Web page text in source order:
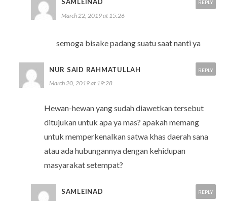
SAMLEINAD
March 22, 2019 at 15:26
semoga bisake padang suatu saat nanti ya
REPLY
NUR SAID RAHMATULLAH
March 20, 2019 at 19:28
Hewan-hewan yang sudah diawetkan tersebut
ditujukan untuk apa ya mas? apakah memang
untuk memperkenalkan satwa khas daerah sana
atau ada hubungannya dengan kehidupan
masyarakat setempat?
REPLY
SAMLEINAD REPLY